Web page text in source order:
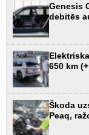
Genesis
debitēs
650 km
Škoda
Peaq,